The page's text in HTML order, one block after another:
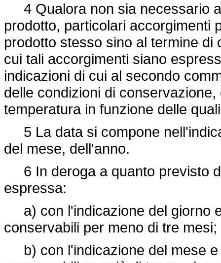
4 Qualora non sia necessario
prodotto, particolari accorgimenti
prodotto stesso sino al termine
cui tali accorgimenti siano
indicazioni di cui al secondo
delle condizioni di
temperatura in funzione delle
5 La data si compone
del mese, dell'anno.
6 In deroga a quanto previsto
espressa:
a) con l'indicazione del giorno
conservabili per meno di tre mesi;
b) con l'indicazione del mese e